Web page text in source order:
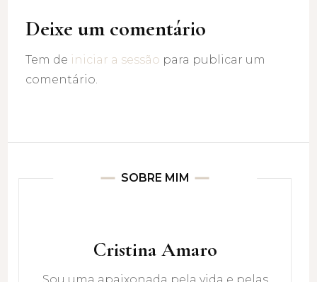
Deixe um comentário
Tem de iniciar a sessão para publicar um
comentário.
SOBRE MIM
Cristina Amaro